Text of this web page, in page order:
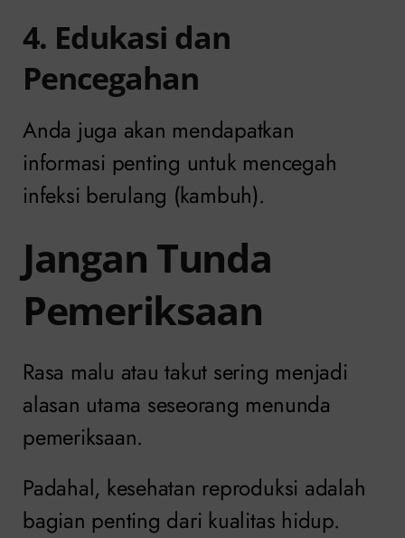
4. Edukasi dan
Pencegahan
Anda juga akan mendapatkan
informasi penting untuk mencegah
infeksi berulang (kambuh).
Jangan Tunda
Pemeriksaan
Rasa malu atau takut sering menjadi
alasan utama seseorang menunda
pemeriksaan.
Padahal, kesehatan reproduksi adalah
bagian penting dari kualitas hidup.